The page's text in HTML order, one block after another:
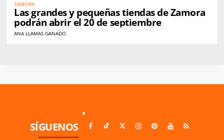
ZAMORA
Las grandes y pequeñas tiendas de Zamora
podrán abrir el 20 de septiembre
ANA LLAMAS GANADO
SÍGUENOS